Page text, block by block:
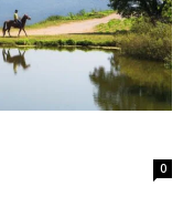
0